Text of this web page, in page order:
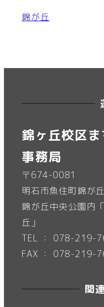
錦が丘
錦ヶ丘校区
事務局
〒674-0081
明石市魚住町錦が
錦が丘中央公園内
丘」
TEL ： 078-219-
FAX ： 078-219-
関